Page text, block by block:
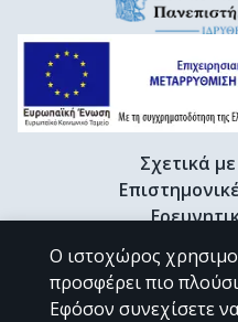
Σχετικά
Διδακτορικές
Ο ιστοχώρος
προσφέρει πιο
Εφόσον συνεχίσετε